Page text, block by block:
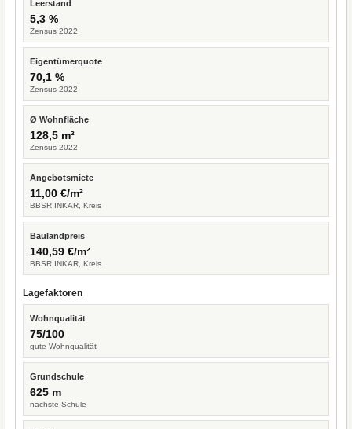
Leerstand
5,3 %
Zensus 2022
Eigentümerquote
70,1 %
Zensus 2022
Ø Wohnfläche
128,5 m²
Zensus 2022
Angebotsmiete
11,00 €/m²
BBSR INKAR, Kreis
Baulandpreis
140,59 €/m²
BBSR INKAR, Kreis
Lagefaktoren
Wohnqualität
75/100
gute Wohnqualität
Grundschule
625 m
nächste Schule